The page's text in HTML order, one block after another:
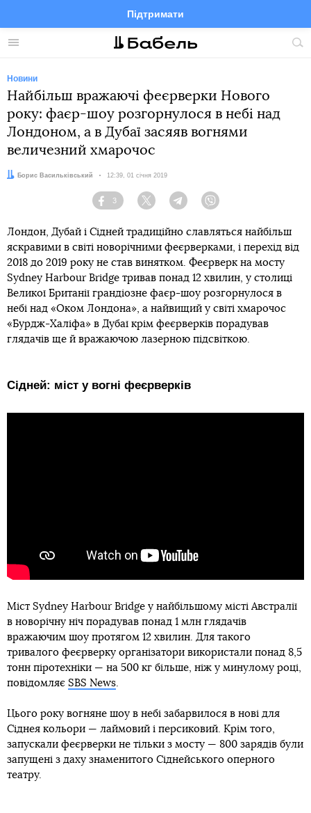
Меню
Підтримати
FacebookTelegramTwitter
Новини
Найбільш вражаючі феєрверки Нового
року: фаєр-шоу розгорнулося в небі над
Лондоном, а в Дубаї засяяв вогнями
величезний хмарочос
Автор:Борис Васильківський Дата:
12:39, 01 січня 2019
Facebook
3
Twitter TelegramViber
Лондон, Дубай і Сідней традиційно славляться найбільш
яскравими в світі новорічними феєрверками, і перехід від
2018 до 2019 року не став винятком. Феєрверк на мосту
Sydney Harbour Bridge тривав понад 12 хвилин, у столиці
Великої Британії грандіозне фаєр-шоу розгорнулося в
небі над «Оком Лондона», а найвищий у світі хмарочос
«Бурдж-Халіфа» в Дубаї крім феєрверків порадував
глядачів ще й вражаючою лазерною підсвіткою.
Сідней: міст у вогні феєрверків
Міст Sydney Harbour Bridge у найбільшому місті Австралії
в новорічну ніч порадував понад 1 млн глядачів
вражаючим шоу протягом 12 хвилин. Для такого
тривалого феєрверку організатори використали понад 8,5
тонн піротехніки — на 500 кг більше, ніж у минулому році,
повідомляє SBS News
Цього року вогняне шоу в небі забарвилося в нові для
Сіднея кольори — лаймовий і персиковий. Крім того,
запускали феєрверки не тільки з мосту — 800 зарядів були
запущені з даху знаменитого Сіднейського оперного
театру.